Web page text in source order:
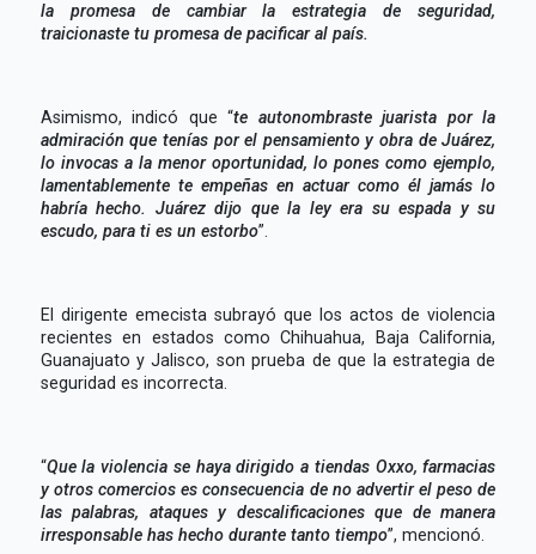
la promesa de cambiar la estrategia de seguridad,
traicionaste tu promesa de pacificar al país.
Asimismo, indicó que “te autonombraste juarista por la
admiración que tenías por el pensamiento y obra de Juárez,
lo invocas a la menor oportunidad, lo pones como ejemplo,
lamentablemente te empeñas en actuar como él jamás lo
habría hecho. Juárez dijo que la ley era su espada y su
escudo, para ti es un estorbo”.
El dirigente emecista subrayó que los actos de violencia
recientes en estados como Chihuahua, Baja California,
Guanajuato y Jalisco, son prueba de que la estrategia de
seguridad es incorrecta.
“Que la violencia se haya dirigido a tiendas Oxxo, farmacias
y otros comercios es consecuencia de no advertir el peso de
las palabras, ataques y descalificaciones que de manera
irresponsable has hecho durante tanto tiempo”, mencionó.